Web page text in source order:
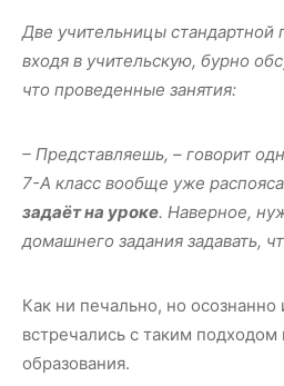
Две учительницы стандартной
входя в учительскую, бурно
что проведенные занятия:
– Представляешь, – говорит
7-А класс вообще уже
задаёт на уроке. Наверное,
домашнего задания задавать,
Как ни печально, но осознанно
встречались с таким
образования.